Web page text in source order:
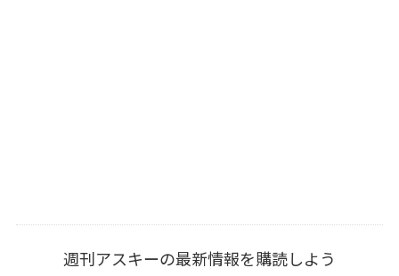
週刊アスキーの最新情報を購読しよう